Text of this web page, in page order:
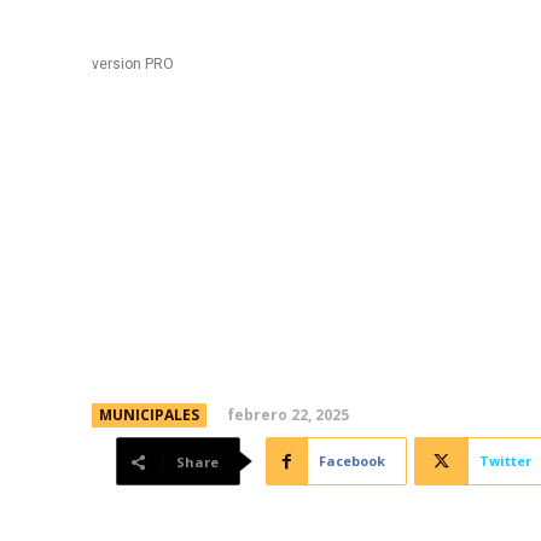
version PRO
MUNICIPALES febrero 22, 2025
Share Facebook Twitter